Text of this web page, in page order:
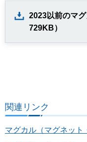
2023以前のマ
729KB）
関連リンク
マグカル（マグネット